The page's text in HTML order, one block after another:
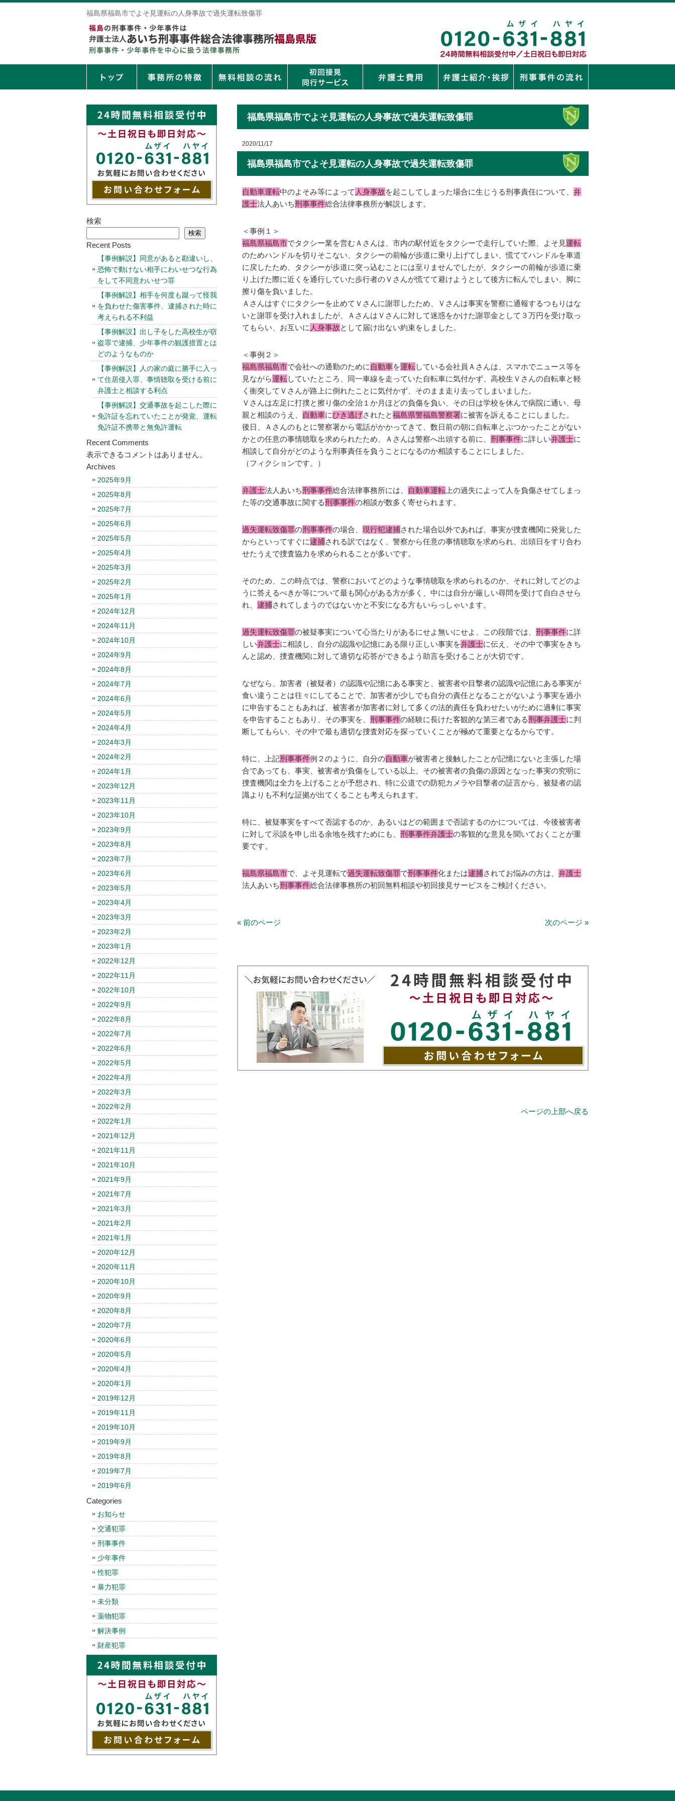
福島県福島市でよそ見運転の人身事故で過失運転致傷罪
福島県福島市でよそ見運転の人身事故で過失運転致傷罪
2020/11/17
福島県福島市でよそ見運転の人身事故で過失運転致傷罪
自動車運転中のよそみ等によって 人身事故を起こしてしまった場合に生じうる刑事責任について、 弁
護士法人あいち刑事事件総合法律事務所が解説します。
＜事例１＞
福島県福島市でタクシー業を営むＡさんは、市内の駅付近をタクシーで走行していた際、よそ見運転
のためハンドルを切りそこない、タクシーの前輪が歩道に乗り上げてしまい、慌ててハンドルを車道
に戻したため、タクシーが歩道に突っ込むことには至りませんでしたが、タクシーの前輪が歩道に乗
り上げた際に近くを通行していた歩行者のＶさんが慌てて避けようとして後方に転んでしまい、脚に
擦り傷を負いました。
Ａさんはすぐにタクシーを止めてＶさんに謝罪したため、Ｖさんは事実を警察に通報するつもりはな
いと謝罪を受け入れましたが、ＡさんはＶさんに対して迷惑をかけた謝罪金として３万円を受け取っ
てもらい、お互いに 人身事故として届け出ない約束をしました。
＜事例２＞
福島県福島市で会社への通勤のために 自動車を運転している会社員Ａさんは、スマホでニュース等を
見ながら運転していたところ、同一車線を走っていた自転車に気付かず、高校生Ｖさんの自転車と軽
く衝突してＶさんが路上に倒れたことに気付かず、そのまま走り去ってしまいました。
Ｖさんは左足に打撲と擦り傷の全治１か月ほどの負傷を負い、その日は学校を休んで病院に通い、母
親と相談のうえ、
自動車にひき逃げされたと福島県警福島警察署に被害を訴えることにしました。
後日、Ａさんのもとに警察署から電話がかかってきて、数日前の朝に自転車とぶつかったことがない
かとの任意の事情聴取を求められたため、Ａさんは警察へ出頭する前に、 刑事事件に詳しい弁護士に
相談して自分がどのような刑事責任を負うことになるのか相談することにしました。
（フィクションです。）
弁護士法人あいち刑事事件総合法律事務所には、 自動車運転 上の過失によって人を負傷させてしまっ
た等の交通事故に関する刑事事件の相談が数多く寄せられます。
過失運転致傷罪の刑事事件の場合、 現行犯逮捕された場合以外であれば、事実が捜査機関に発覚した
からといってすぐに逮捕される訳ではなく、警察から任意の事情聴取を求められ、出頭日をすり合わ
せたうえで捜査協力を求められることが多いです。
そのため、この時点では、警察においてどのような事情聴取を求められるのか、それに対してどのよ
うに答えるべきか等について最も関心がある方が多く、中には自分が厳しい尋問を受けて自白させら
れ、 逮捕されてしまうのではないかと不安になる方もいらっしゃいます。
過失運転致傷罪の被疑事実について心当たりがあるにせよ無いにせよ、この段階では、 刑事事件に詳
しい弁護士に相談し、自分の認識や記憶にある限り正しい事実を弁護士に伝え、その中で事実をきち
んと認め、捜査機関に対して適切な応答ができるよう助言を受けることが大切です。
なぜなら、加害者（被疑者）の認識や記憶にある事実と、被害者や目撃者の認識や記憶にある事実が
食い違うことは往々にしてることで、加害者が少しでも自分の責任となることがないよう事実を過小
に申告することもあれば、被害者が加害者に対して多くの法的責任を負わせたいがために過剰に事実
を申告することもあり、その事実を、 刑事事件の経験に長けた客観的な第三者である刑事弁護士に判
断してもらい、その中で最も適切な捜査対応を探っていくことが極めて重要となるからです。
特に、上記刑事事件例２のように、自分の自動車が被害者と接触したことが記憶にないと主張した場
合であっても、事実、被害者が負傷をしている以上、その被害者の負傷の原因となった事実の究明に
捜査機関は全力を上げることが予想され、特に公道での防犯カメラや目撃者の証言から、被疑者の認
識よりも不利な証拠が出てくることも考えられます。
特に、被疑事実をすべて否認するのか、あるいはどの範囲まで否認するのかについては、今後被害者
に対して示談を申し出る余地を残すためにも、 刑事事件弁護士の客観的な意見を聞いておくことが重
要です。
福島県福島市で、よそ見運転で過失運転致傷罪で刑事事件化または逮捕されてお悩みの方は、 弁護士
法人あいち刑事事件総合法律事務所の初回無料相談や初回接見サービスをご検討ください。
« 前のページ 次のページ »
ページの上部へ戻る
検索
検索
Recent Posts
【事例解説】同意があると勘違いし、
恐怖で動けない相手にわいせつな行為
をして不同意わいせつ罪
【事例解説】相手を何度も蹴って怪我
を負わせた傷害事件、逮捕された時に
考えられる不利益
【事例解説】出し子をした高校生が窃
盗罪で逮捕、少年事件の観護措置とは
どのようなものか
【事例解説】人の家の庭に勝手に入っ
て住居侵入罪、事情聴取を受ける前に
弁護士と相談する利点
【事例解説】交通事故を起こした際に
免許証を忘れていたことが発覚、運転
免許証不携帯と無免許運転
Recent Comments
表示できるコメントはありません。
Archives
2025年9月
2025年8月
2025年7月
2025年6月
2025年5月
2025年4月
2025年3月
2025年2月
2025年1月
2024年12月
2024年11月
2024年10月
2024年9月
2024年8月
2024年7月
2024年6月
2024年5月
2024年4月
2024年3月
2024年2月
2024年1月
2023年12月
2023年11月
2023年10月
2023年9月
2023年8月
2023年7月
2023年6月
2023年5月
2023年4月
2023年3月
2023年2月
2023年1月
2022年12月
2022年11月
2022年10月
2022年9月
2022年8月
2022年7月
2022年6月
2022年5月
2022年4月
2022年3月
2022年2月
2022年1月
2021年12月
2021年11月
2021年10月
2021年9月
2021年7月
2021年3月
2021年2月
2021年1月
2020年12月
2020年11月
2020年10月
2020年9月
2020年8月
2020年7月
2020年6月
2020年5月
2020年4月
2020年1月
2019年12月
2019年11月
2019年10月
2019年9月
2019年8月
2019年7月
2019年6月
Categories
お知らせ
交通犯罪
刑事事件
少年事件
性犯罪
暴力犯罪
未分類
薬物犯罪
解決事例
財産犯罪